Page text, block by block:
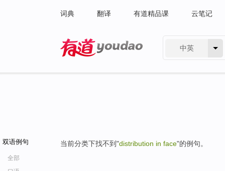
词典 翻译 有道精品课 云笔记
中英
双语例句
全部
当前分类下找不到"distribution in face"的例句。